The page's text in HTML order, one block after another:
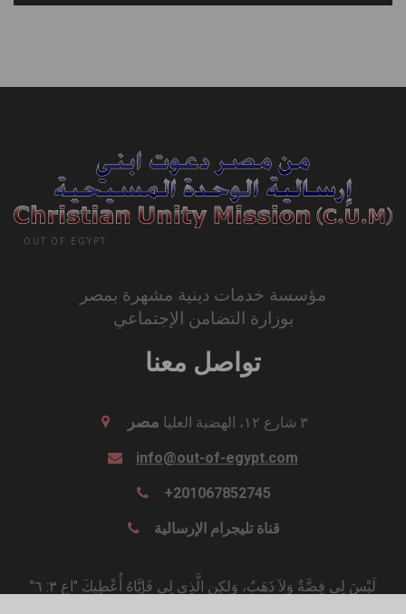
OUT OF EGYPT
مؤسسة خدمات دينية مشهرة بمصر
بوزارة التضامن الإجتماعي
تواصل معنا
مصر ٣ شارع ١٢، الهضبة العليا
info@out-of-egypt.com
+201067852745
قناة تليجرام الإرسالية
"لَيْسَ لِي فِضَّةٌ وَلاَ ذَهَبٌ، وَلكِنِ الَّذِي لِي فَإِيَّاهُ أُعْطِيكَ "اع ٣: ٦